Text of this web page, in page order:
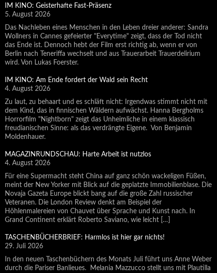
IM KINO: Geisterhafte Fast-Präsenz
5. August 2026
Das Nachleben eines Menschen in den Leben dreier anderer: Sandra
Wollners in Cannes gefeierter "Everytime" zeigt, dass der Tod nicht
das Ende ist. Dennoch hebt der Film erst richtig ab, wenn er von
Berlin nach Teneriffa wechselt und aus Trauerarbeit Trauerdelirium
wird. Von Lukas Foerster.
IM KINO: Am Ende fordert der Wald sein Recht
4. August 2026
Zu laut, zu behaart und es schläft nicht: Irgendwas stimmt nicht mit
dem Kind, das in finnischen Wäldern aufwächst. Hanna Bergholms
Horrorfilm "Nightborn" zeigt das Unheimliche in einem klassisch
freudianischen Sinne: als das verdrängte Eigene. Von Benjamin
Moldenhauer.
MAGAZINRUNDSCHAU: Harte Arbeit ist nutzlos
4. August 2026
Für eine Supermacht steht China auf ganz schön wackeligen Füßen,
meint der New Yorker mit Blick auf die geplatzte Immobilienblase. Die
Novaja Gazeta Europe blickt bang auf die große Zahl russischer
Veteranen. Die London Review denkt am Beispiel der
Höhlenmalereien von Chauvet über Sprache und Kunst nach. In
Grand Continent erklärt Roberto Saviano, wie leicht […]
TASCHENBÜCHERBRIEF: Harmlos ist hier gar nichts!
29. Juli 2026
In den neuen Taschenbüchern des Monats Juli führt uns Anne Weber
durch die Pariser Banlieues. Melania Mazzucco stellt uns mit Plautilla